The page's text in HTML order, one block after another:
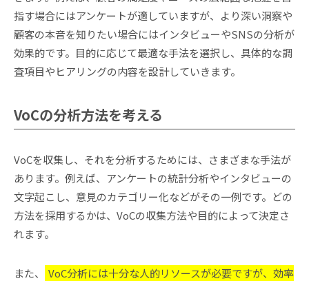
指す場合にはアンケートが適していますが、より深い洞察や
顧客の本音を知りたい場合にはインタビューやSNSの分析が
効果的です。目的に応じて最適な手法を選択し、具体的な調
査項目やヒアリングの内容を設計していきます。
VoCの分析方法を考える
VoCを収集し、それを分析するためには、さまざまな手法が
あります。例えば、アンケートの統計分析やインタビューの
文字起こし、意見のカテゴリー化などがその一例です。どの
方法を採用するかは、VoCの収集方法や目的によって決定さ
れます。
また、
VoC分析には十分な人的リソースが必要ですが、効率